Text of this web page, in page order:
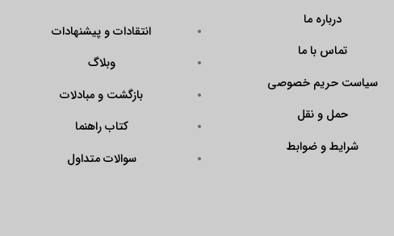
درباره ما
تماس با ما
سیاست حریم خصوصی
حمل و نقل
شرایط و ضوابط
انتقادات و پیشنهادات
وبلاگ
بازگشت و مبادلات
کتاب راهنما
سوالات متداول